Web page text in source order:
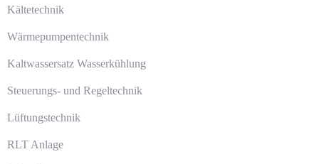
Kältetechnik
Wärmepumpentechnik
Kaltwassersatz Wasserkühlung
Steuerungs- und Regeltechnik
Lüftungstechnik
RLT Anlage